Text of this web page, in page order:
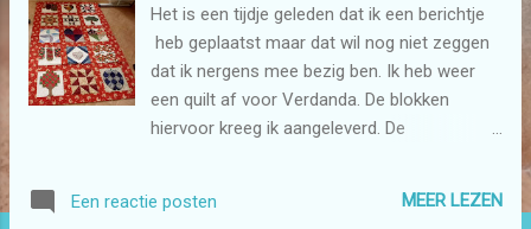
Het is een tijdje geleden dat ik een berichtje
heb geplaatst maar dat wil nog niet zeggen
dat ik nergens mee bezig ben. Ik heb weer
een quilt af voor Verdanda. De blokken
hiervoor kreeg ik aangeleverd. De
vorige seizoen. Dan is dit ook weer verwerkt.
Een reactie posten MEER LEZEN